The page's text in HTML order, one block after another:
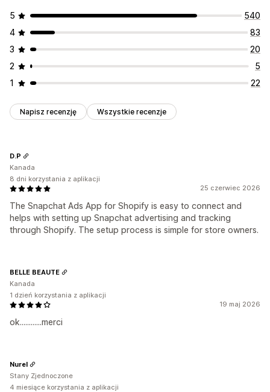
5
540
4
83
3
20
2
5
1
22
Napisz recenzję Wszystkie recenzje
25 czerwiec 2026
The Snapchat Ads App for Shopify is easy to connect and
helps with setting up Snapchat advertising and tracking
through Shopify. The setup process is simple for store owners.
D.P
Kanada
8 dni korzystania z aplikacji
19 maj 2026
ok............merci
BELLE BEAUTE
Kanada
1 dzień korzystania z aplikacji
Nurel
Stany Zjednoczone
4 miesiące korzystania z aplikacji